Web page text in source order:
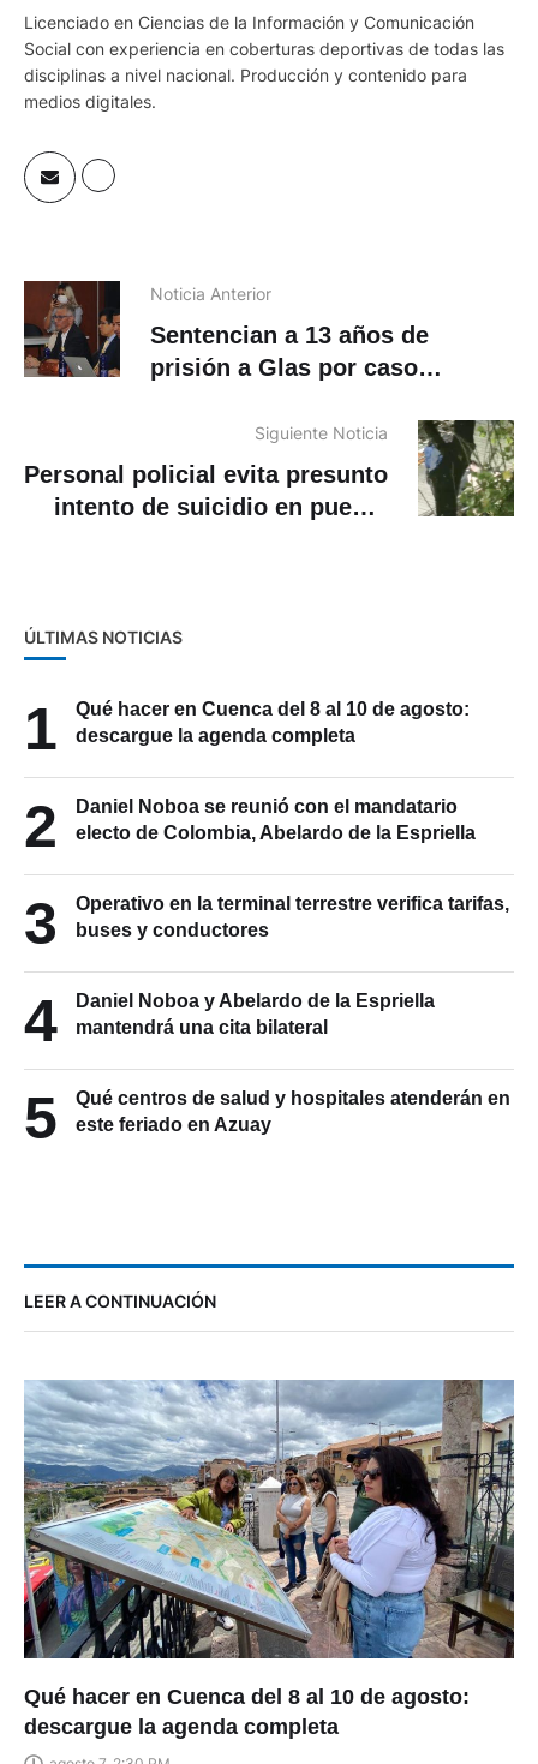
Licenciado en Ciencias de la Información y Comunicación
Social con experiencia en coberturas deportivas de todas las
disciplinas a nivel nacional. Producción y contenido para
medios digitales.
Noticia Anterior
Sentencian a 13 años de
prisión a Glas por caso
Siguiente Noticia
Personal policial evita presunto
intento de suicidio en puente
ÚLTIMAS NOTICIAS
1
Qué hacer en Cuenca del 8 al 10 de agosto:
descargue la agenda completa
2
Daniel Noboa se reunió con el mandatario
electo de Colombia, Abelardo de la Espriella
3
Operativo en la terminal terrestre verifica tarifas,
buses y conductores
4
Daniel Noboa y Abelardo de la Espriella
mantendrá una cita bilateral
5
Qué centros de salud y hospitales atenderán en
este feriado en Azuay
LEER A CONTINUACIÓN
Qué hacer en Cuenca del 8 al 10 de agosto:
descargue la agenda completa